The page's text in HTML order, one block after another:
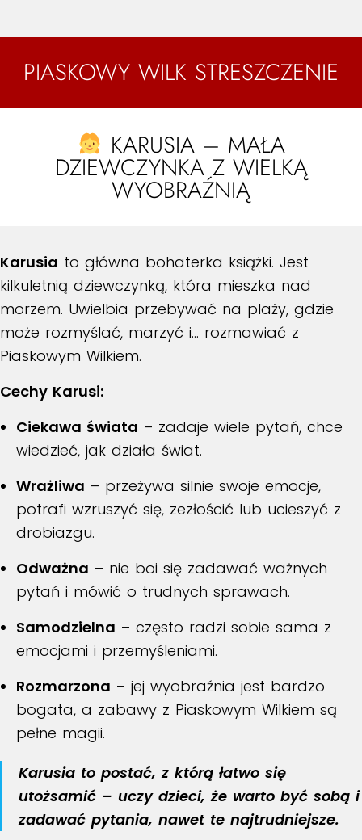
PIASKOWY WILK STRESZCZENIE
KARUSIA – MAŁA
DZIEWCZYNKA Z WIELKĄ
WYOBRAŹNIĄ
Karusia to główna bohaterka książki. Jest
kilkuletnią dziewczynką, która mieszka nad
morzem. Uwielbia przebywać na plaży, gdzie
może rozmyślać, marzyć i… rozmawiać z
Piaskowym Wilkiem.
Cechy Karusi:
Ciekawa świata – zadaje wiele pytań, chce
wiedzieć, jak działa świat.
Wrażliwa – przeżywa silnie swoje emocje,
potrafi wzruszyć się, zezłościć lub ucieszyć z
drobiazgu.
Odważna – nie boi się zadawać ważnych
pytań i mówić o trudnych sprawach.
Samodzielna – często radzi sobie sama z
emocjami i przemyśleniami.
Rozmarzona – jej wyobraźnia jest bardzo
bogata, a zabawy z Piaskowym Wilkiem są
pełne magii.
Karusia to postać, z którą łatwo się
utożsamić – uczy dzieci, że warto być sobą i
zadawać pytania, nawet te najtrudniejsze.